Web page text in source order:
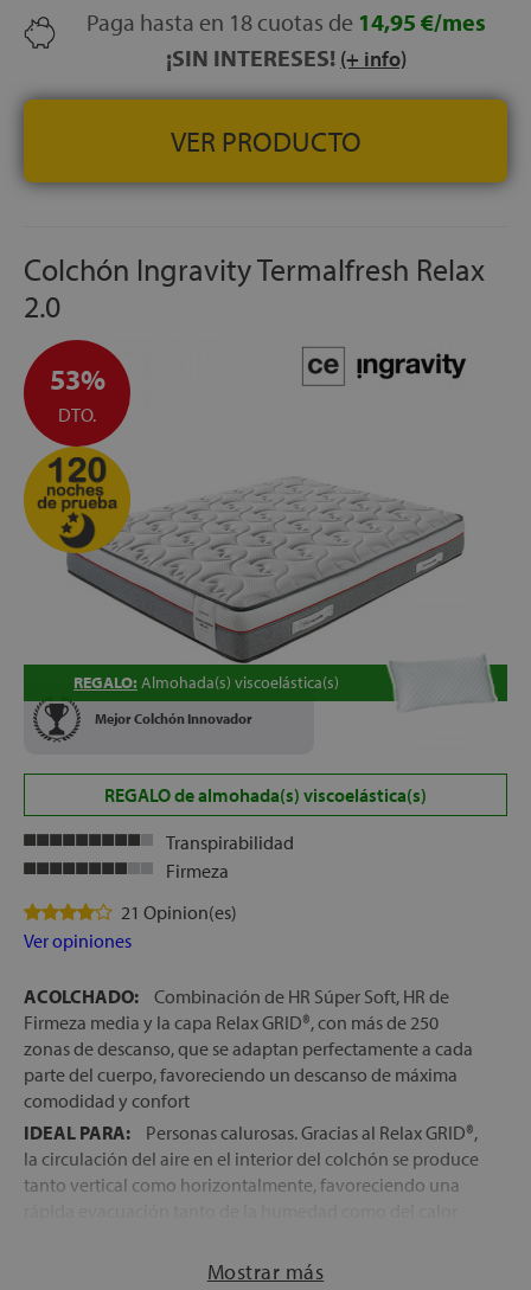
ENROLLADO: Para una mayor agilidad en la entrega, se
envía envasado al vacío
APTO PARA CAMAS ARTICULADAS: Con una
inclinación de hasta 45º
INDEPENDENCIA DE LECHOS:
Las capas de espuma
innovadoras aíslan el movimiento y ayudan a mantener la
columna en una posición adecuada
Paga hasta en 18 cuotas de 14,95 €/mes
¡SIN INTERESES! (+ info)
VER PRODUCTO
Colchón Ingravity Termalfresh Relax
2.0
53%
DTO.
Mejor Colchón Innovador
REGALO: Almohada(s) viscoelástica(s)
REGALO de almohada(s) viscoelástica(s)
Transpirabilidad
Firmeza
21 Opinion(es)
Ver opiniones
ACOLCHADO:
Combinación de HR Súper Soft, HR de
Firmeza media y la capa Relax GRID®, con más de 250
zonas de descanso, que se adaptan perfectamente a cada
parte del cuerpo, favoreciendo un descanso de máxima
comodidad y confort
IDEAL PARA:
Personas calurosas. Gracias al Relax GRID®,
la circulación del aire en el interior del colchón se produce
tanto vertical como horizontalmente, favoreciendo una
TECNOLOGÍA RELAX GRID®: Tecnología patentada por
Mostrar más